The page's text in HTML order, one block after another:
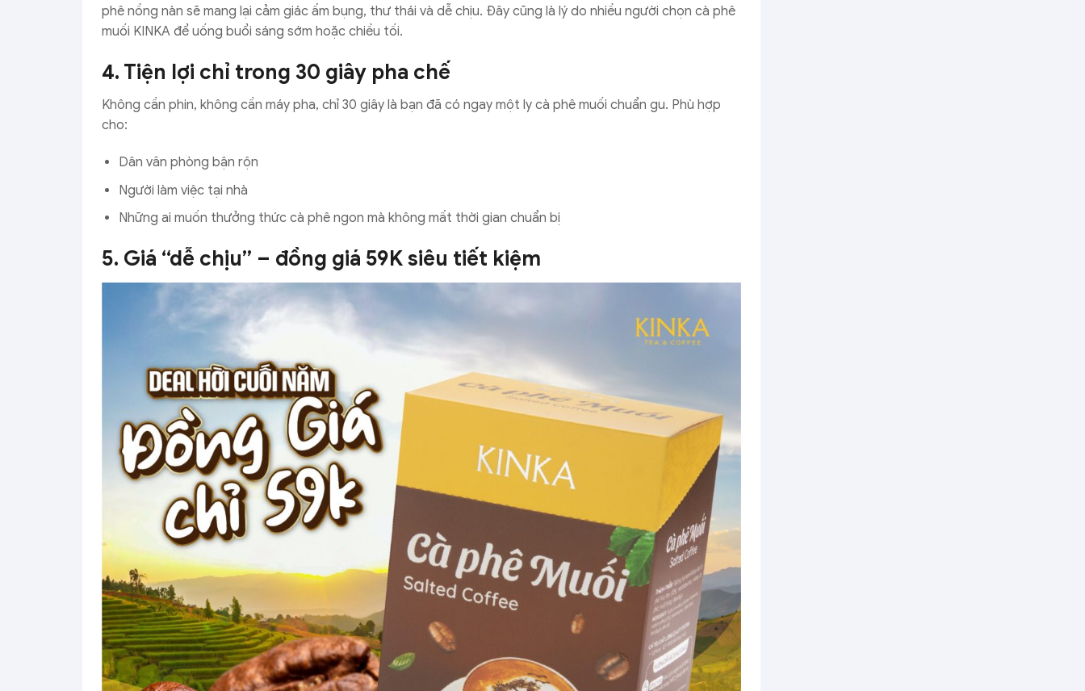
phê nồng nàn sẽ mang lại cảm giác ấm bụng, thư thái và dễ chịu. Đây cũng là lý do nhiều người chọn cà phê
muối KINKA để uống buổi sáng sớm hoặc chiều tối.
4. Tiện lợi chỉ trong 30 giây pha chế
Không cần phin, không cần máy pha, chỉ 30 giây là bạn đã có ngay một ly cà phê muối chuẩn gu. Phù hợp
cho:
Dân văn phòng bận rộn
Người làm việc tại nhà
Những ai muốn thưởng thức cà phê ngon mà không mất thời gian chuẩn bị
5. Giá “dễ chịu” – đồng giá 59K siêu tiết kiệm